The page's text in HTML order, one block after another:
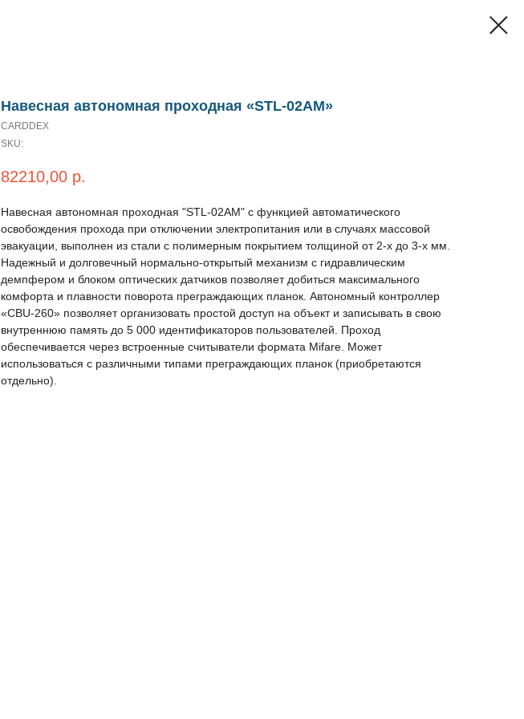
Навесная автономная проходная «STL-02AM»
CARDDEX
SKU:
82210,00 р.
Навесная автономная проходная "STL-02AM" с функцией автоматического
освобождения прохода при отключении электропитания или в случаях массовой
эвакуации, выполнен из стали с полимерным покрытием толщиной от 2-х до 3-х мм.
Надежный и долговечный нормально-открытый механизм c гидравлическим
демпфером и блоком оптических датчиков позволяет добиться максимального
комфорта и плавности поворота преграждающих планок. Автономный контроллер
«CBU-260» позволяет организовать простой доступ на объект и записывать в свою
внутреннюю память до 5 000 идентификаторов пользователей. Проход
обеспечивается через встроенные считыватели формата Mifare. Может
использоваться с различными типами преграждающих планок (приобретаются
отдельно).